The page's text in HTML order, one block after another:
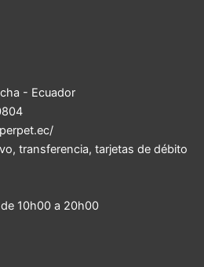
- Ecuador
transferencia, tarjetas de débito
10h00 a 20h00